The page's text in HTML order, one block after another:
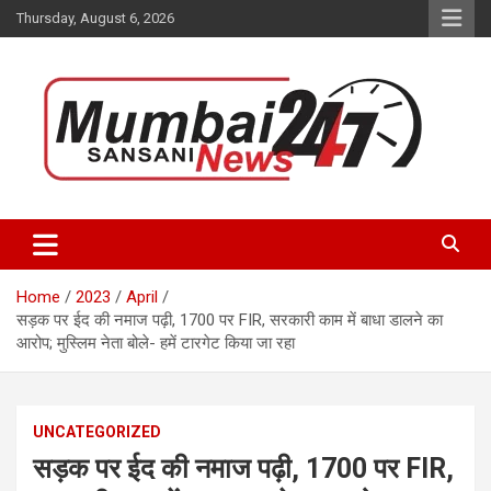
Skip
to
Thursday, August 6, 2026
Mumbai Sansani
time updates on recent news around the World.
Home 2023
April
सड़क पर ईद की नमाज पढ़ी, 1700 पर FIR, सरकारी काम में बाधा डालने का
आरोप; मुस्लिम नेता बोले- हमें टारगेट किया जा रहा
UNCATEGORIZED
सड़क पर ईद की नमाज पढ़ी, 1700 पर FIR,